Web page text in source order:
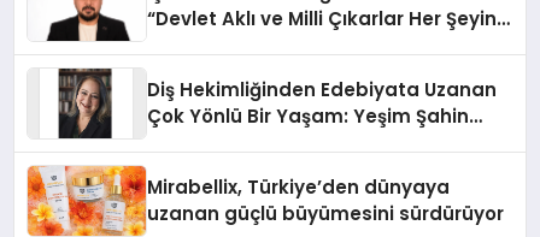
“Devlet Aklı ve Milli Çıkarlar Her Şeyin
Diş Hekimliğinden Edebiyata Uzanan
Çok Yönlü Bir Yaşam: Yeşim Şahin
Mirabellix, Türkiye’den dünyaya
uzanan güçlü büyümesini sürdürüyor